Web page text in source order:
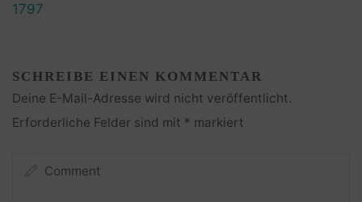
1797
SCHREIBE EINEN KOMMENTAR
Deine E-Mail-Adresse wird nicht veröffentlicht.
Erforderliche Felder sind mit * markiert